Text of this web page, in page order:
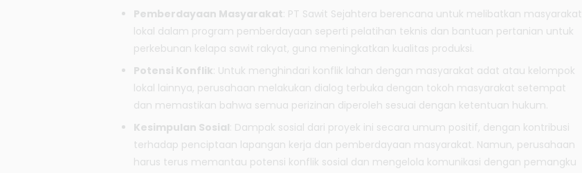
Pemberdayaan Masyarakat: PT Sawit Sejahtera berencana untuk melibatkan masyarakat
lokal dalam program pemberdayaan seperti pelatihan teknis dan bantuan pertanian untuk
perkebunan kelapa sawit rakyat, guna meningkatkan kualitas produksi.
Potensi Konflik: Untuk menghindari konflik lahan dengan masyarakat adat atau kelompok
lokal lainnya, perusahaan melakukan dialog terbuka dengan tokoh masyarakat setempat
dan memastikan bahwa semua perizinan diperoleh sesuai dengan ketentuan hukum.
Kesimpulan Sosial: Dampak sosial dari proyek ini secara umum positif, dengan kontribusi
terhadap penciptaan lapangan kerja dan pemberdayaan masyarakat. Namun, perusahaan
harus terus memantau potensi konflik sosial dan mengelola komunikasi dengan pemangku